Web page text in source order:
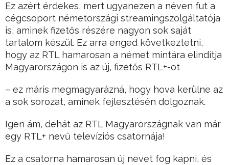
Ez azért érdekes, mert ugyanezen a néven fut a
cégcsoport németországi streamingszolgáltatója
is, aminek fizetős részére nagyon sok saját
tartalom készül. Ez arra enged következtetni,
hogy az RTL hamarosan a német mintára elindítja
Magyarországon is az új, fizetős RTL+-ot
– ez máris megmagyarázná, hogy hova kerülne az
a sok sorozat, aminek fejlesztésén dolgoznak.
Igen ám, dehát az RTL Magyarországnak van már
egy RTL+ nevű televíziós csatornája!
Ez a csatorna hamarosan új nevet fog kapni, és